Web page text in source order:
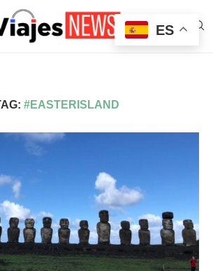
#EASTERISLAND
ES